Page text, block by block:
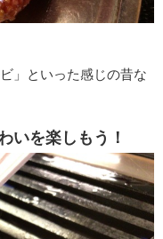
」といった感じの昔な
いを楽しもう！